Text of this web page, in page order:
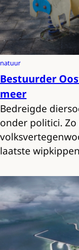
natuur
Bestuurder
meer
Bedreigde
onder politici.
laatste